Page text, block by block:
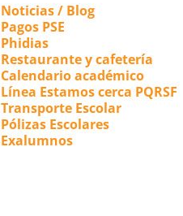
Noticias / Blog
Pagos PSE
Phidias
Restaurante y cafetería
Calendario académico
Línea Estamos cerca PQRSF
Transporte Escolar
Pólizas Escolares
Exalumnos